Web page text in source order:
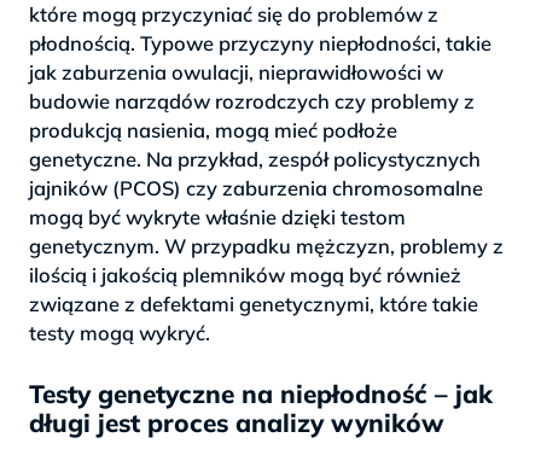
które mogą przyczyniać się do problemów z
płodnością. Typowe przyczyny niepłodności, takie
jak zaburzenia owulacji, nieprawidłowości w
budowie narządów rozrodczych czy problemy z
produkcją nasienia, mogą mieć podłoże
genetyczne. Na przykład, zespół policystycznych
jajników (PCOS) czy zaburzenia chromosomalne
mogą być wykryte właśnie dzięki testom
genetycznym. W przypadku mężczyzn, problemy z
ilością i jakością plemników mogą być również
związane z defektami genetycznymi, które takie
testy mogą wykryć.
Testy genetyczne na niepłodność – jak
długi jest proces analizy wyników